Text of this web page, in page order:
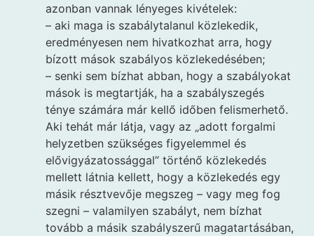
azonban vannak lényeges kivételek:
– aki maga is szabálytalanul közlekedik,
eredményesen nem hivatkozhat arra, hogy
bízott mások szabályos közlekedésében;
– senki sem bízhat abban, hogy a szabályokat
mások is megtartják, ha a szabályszegés
ténye számára már kellő időben felismerhető.
Aki tehát már látja, vagy az „adott forgalmi
helyzetben szükséges figyelemmel és
elővigyázatossággal” történő közlekedés
mellett látnia kellett, hogy a közlekedés egy
másik résztvevője megszeg – vagy meg fog
szegni – valamilyen szabályt, nem bízhat
tovább a másik szabályszerű magatartásában,